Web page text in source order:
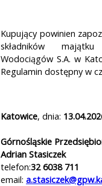
Kupujący powinien
składników majątku
Wodociągów S.A. w
Regulamin dostępny w
Katowice, dnia:
Górnośląskie
Adrian Stasiczek
telefon:32 6038 711
email: